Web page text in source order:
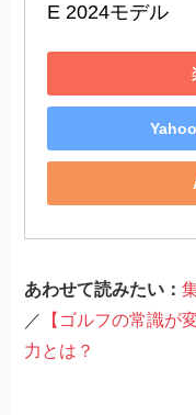
E 2024モデル
あわせて読みたい：
／
【ゴルフの常識が
力とは？